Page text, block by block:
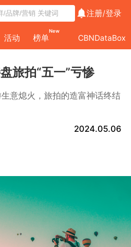
注册/登录
活动 榜单
New
CBNDataBox
旅拍“五一”亏惨
意熄火，旅拍的造富神话终结
2024.05.06